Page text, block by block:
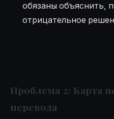
обязаны объяснить,
отрицательное
Проблема 2: Карта
перевода